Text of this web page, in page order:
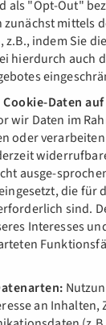
als "Opt-Out"
mittels
indem Sie
hierdurch auch
Daten
wir Daten im
oder
ausge-
die für
sind.
Interesses
an